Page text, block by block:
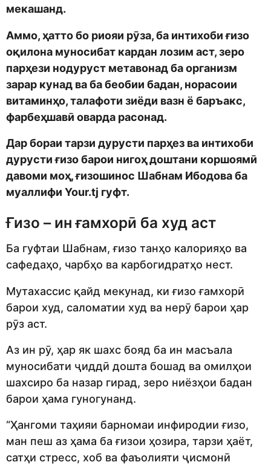
мекашанд.
Аммо, ҳатто бо риояи рӯза, ба интихоби ғизо
оқилона муносибат кардан лозим аст, зеро
парҳези нодуруст метавонад ба организм
зарар кунад ва ба беобии бадан, норасоии
витаминҳо, талафоти зиёди вазн ё баръакс,
фарбеҳшавӣ оварда расонад.
Дар бораи тарзи дурусти парҳез ва интихоби
дурусти ғизо барои нигоҳ доштани коршоямӣ
давоми моҳ, ғизошинос Шабнам Ибодова ба
муаллифи Your.tj гуфт.
Ғизо – ин ғамхорӣ ба худ аст
Ба гуфтаи Шабнам, ғизо танҳо калорияҳо ва
сафедаҳо, чарбҳо ва карбогидратҳо нест.
Мутахассис қайд мекунад, ки ғизо ғамхорӣ
барои худ, саломатии худ ва нерӯ барои ҳар
рӯз аст.
Аз ин рӯ, ҳар як шахс бояд ба ин масъала
муносибати ҷиддӣ дошта бошад ва омилҳои
шахсиро ба назар гирад, зеро ниёзҳои бадан
барои ҳама гуногунанд.
“Ҳангоми таҳияи барномаи инфиродии ғизо,
ман пеш аз ҳама ба ғизои ҳозира, тарзи ҳаёт,
сатҳи стресс, хоб ва фаъолияти ҷисмонӣ